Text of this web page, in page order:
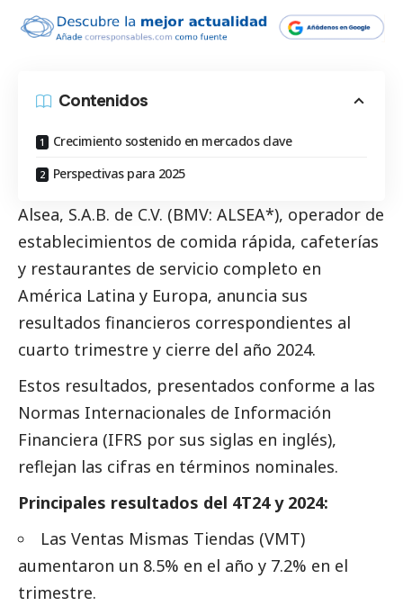
Contenidos
Crecimiento sostenido en mercados clave
Perspectivas para 2025
Alsea, S.A.B. de C.V. (BMV: ALSEA*), operador de
establecimientos de comida rápida, cafeterías
y restaurantes de servicio completo en
América Latina y Europa, anuncia sus
resultados financieros correspondientes al
cuarto trimestre y cierre del año 2024.
Estos resultados, presentados conforme a las
Normas Internacionales de Información
Financiera (IFRS por sus siglas en inglés),
reflejan las cifras en términos nominales.
Principales resultados del 4T24 y 2024:
Las Ventas Mismas Tiendas (VMT)
aumentaron un 8.5% en el año y 7.2% en el
trimestre.